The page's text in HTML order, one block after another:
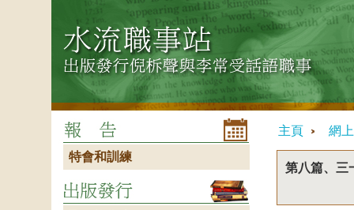
主頁 網
第八篇、三
特會和訓練